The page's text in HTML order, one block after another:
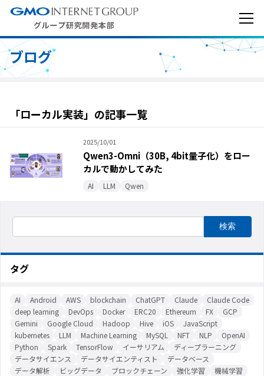
ブログ
「ローカル実装」の記事一覧
2025/10/01
Qwen3-Omni（30B, 4bit量子化）をロー
カルで動かしてみた
AI LLM Qwen
タグ
AI Android AWS blockchain ChatGPT Claude
Claude Code
deep learning
DevOps Docker ERC20 Ethereum FX
GCP
Gemini
Google Cloud Hadoop Hive iOS
JavaScript
kubernetes
LLM Machine Learning MySQL NFT NLP
OpenAI
Python
Spark TensorFlow イーサリアム
ディープラーニング
データサイエンス
データサイエンティスト
データベース
データ解析
ビッグデータ ブロックチェーン 強化学習
機械学習